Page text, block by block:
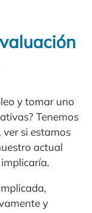
y tomar uno
Tenemos
ver si estamos
actual
y